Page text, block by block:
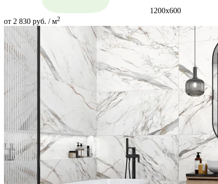
1200х600
от 2 830 руб. / м2